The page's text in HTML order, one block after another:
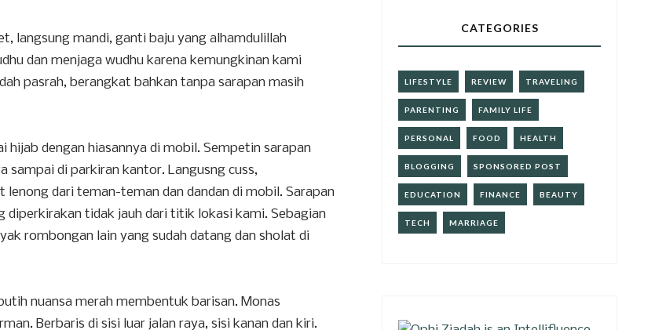
langsung mandi, ganti baju yang alhamdulillah
dan menjaga wudhu karena kemungkinan kami
pasrah, berangkat bahkan tanpa sarapan masih
hijab dengan hiasannya di mobil. Sempetin sarapan
sampai di parkiran kantor. Langusng cuss,
dari teman-teman dan dandan di mobil. Sarapan
diperkirakan tidak jauh dari titik lokasi kami. Sebagian
rombongan lain yang sudah datang dan sholat di
nuansa merah membentuk barisan. Monas
Berbaris di sisi luar jalan raya, sisi kanan dan kiri.
CATEGORIES
LIFESTYLE REVIEW TRAVELING
PARENTING FAMILY LIFE
PERSONAL FOOD HEALTH
BLOGGING SPONSORED POST
EDUCATION FINANCE BEAUTY
TECH MARRIAGE